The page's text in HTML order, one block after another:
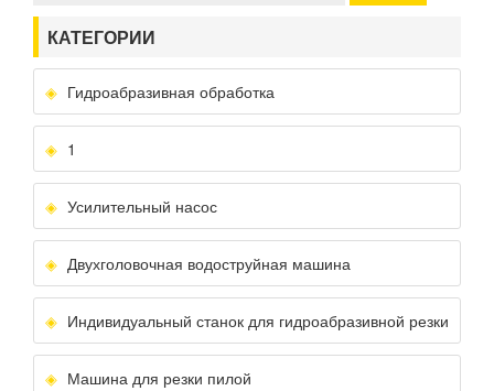
КАТЕГОРИИ
Гидроабразивная обработка
1
Усилительный насос
Двухголовочная водоструйная машина
Индивидуальный станок для гидроабразивной резки
Машина для резки пилой